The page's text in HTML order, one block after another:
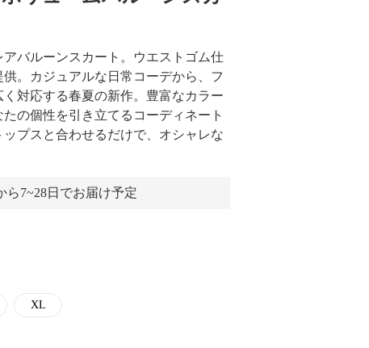
バルーンスカート。ウエストゴム仕
。カジュアルな日常コーデから、フ
対応する春夏の新作。豊富なカラー
の個性を引き立てるコーディネート
プスと合わせるだけで、オシャレな
ら7~28日でお届け予定
XL